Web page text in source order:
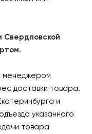
Свердловской
менеджером
доставки товара.
и
указанного
товара